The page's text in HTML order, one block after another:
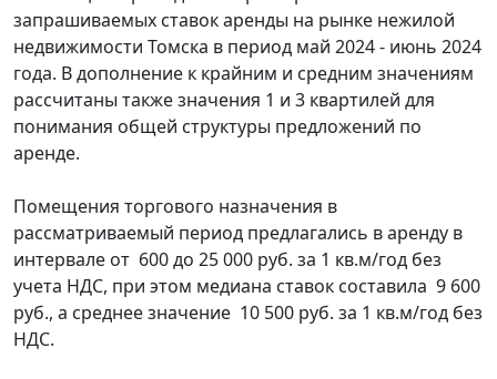
запрашиваемых ставок аренды на рынке нежилой
недвижимости Томска в период май 2024 - июнь 2024
года. В дополнение к крайним и средним значениям
рассчитаны также значения 1 и 3 квартилей для
понимания общей структуры предложений по
аренде.
Помещения торгового назначения в
рассматриваемый период предлагались в аренду в
интервале от 600 до 25 000 руб. за 1 кв.м/год без
учета НДС, при этом медиана ставок составила 9 600
руб., а среднее значение 10 500 руб. за 1 кв.м/год без
НДС.